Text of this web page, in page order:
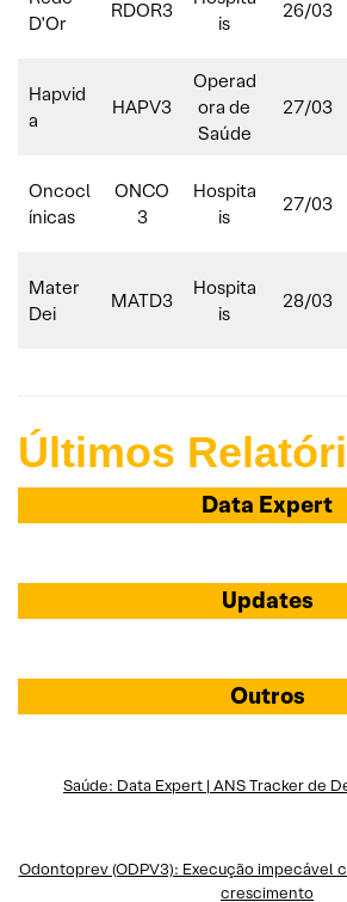
D’Or
RDOR3
is
26/03
Hapvid
a
HAPV3
Operad
ora de
Saúde
27/03
Oncocl
ínicas
ONCO
3
Hospita
is
27/03
Mater
Dei
MATD3
Hospita
is
28/03
Últimos
Data Expert
Updates
Outros
Saúde: Data Expert | ANS Tracker de
Odontoprev (ODPV3): Execução impecável
crescimento